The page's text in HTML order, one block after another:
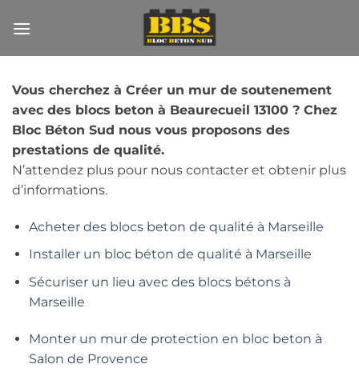
au
Vous cherchez à Créer un mur de soutenement
avec des blocs beton à Beaurecueil 13100 ? Chez
Bloc Béton Sud nous vous proposons des
prestations de qualité.
N’attendez plus pour nous contacter et obtenir plus
d’informations.
Acheter des blocs beton de qualité à Marseille
Installer un bloc béton de qualité à Marseille
Sécuriser un lieu avec des blocs bétons à
Marseille
Monter un mur de protection en bloc beton à
Salon de Provence